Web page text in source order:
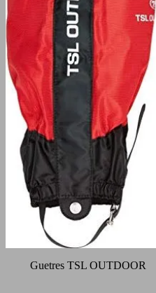
Guetres TSL OUTDOOR